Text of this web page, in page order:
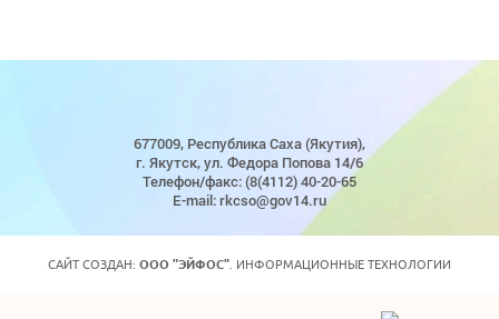
677009, Республика Саха (Якутия),
г. Якутск, ул. Федора Попова 14/6
Телефон/факс: (8(4112) 40-20-65
E-mail: rkcso@gov14.ru
САЙТ СОЗДАН: ООО "ЭЙФОС" . ИНФОРМАЦИОННЫЕ ТЕХНОЛОГИИ